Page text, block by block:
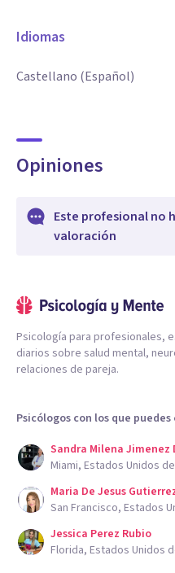
Idiomas
Castellano (Español)
Opiniones
Este profesional no
valoración
Psicología para profesionales,
diarios sobre salud mental,
relaciones de pareja.
Psicólogos con los que
Sandra Milena Jimenez
Miami, Estados Unidos
Maria De Jesus
San Francisco, Estados
Jessica Perez Rubio
Florida, Estados Unidos